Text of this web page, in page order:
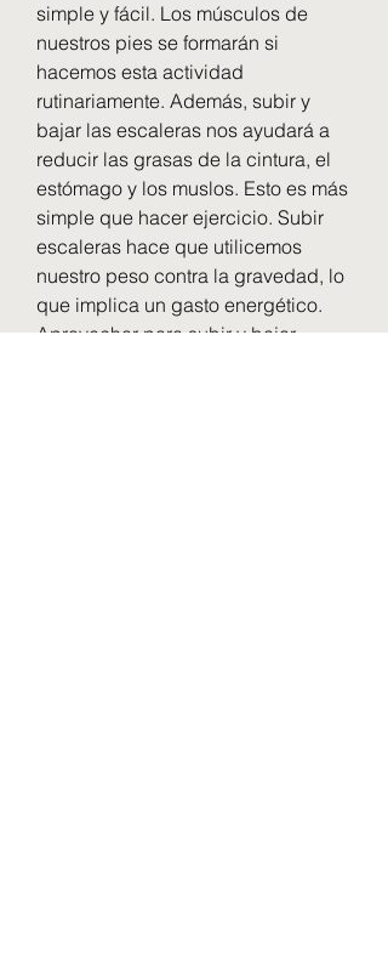
simple y fácil. Los músculos de
nuestros pies se formarán si
hacemos esta actividad
rutinariamente. Además, subir y
bajar las escaleras nos ayudará a
reducir las grasas de la cintura, el
estómago y los muslos. Esto es más
simple que hacer ejercicio. Subir
escaleras hace que utilicemos
nuestro peso contra la gravedad, lo
que implica un gasto energético.
Aprovechar para subir y bajar